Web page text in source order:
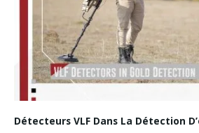
Détection De Métaux Sur La Plage